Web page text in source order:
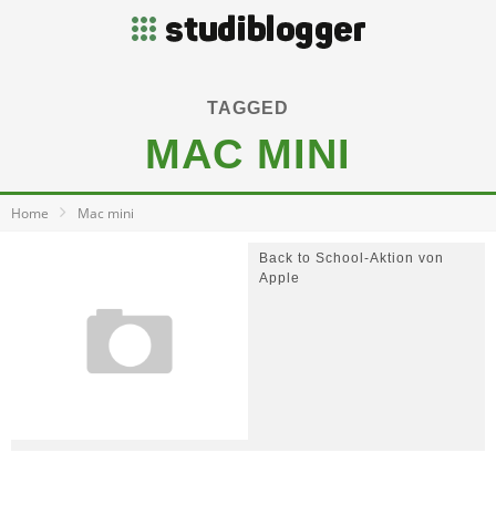
TAGGED
MAC MINI
Home Mac mini
Back to School-Aktion von
Apple